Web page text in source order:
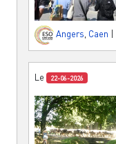
Angers Caen
Le 22-06-2026